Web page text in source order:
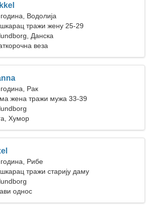
Водолија
тражи жену 25-29
Данска
веза
Рак
жена тражи мужа 33-39
Хумор
Рибе
тражи старију даму
однос